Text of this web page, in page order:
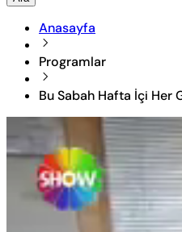
Anasayfa
Programlar
Bu Sabah Hafta İçi Her